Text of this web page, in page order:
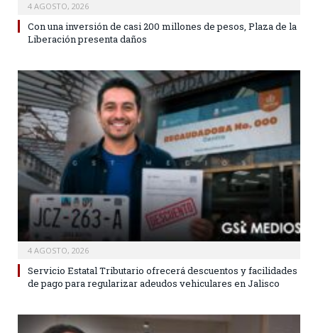
4 AGOSTO, 2026
Con una inversión de casi 200 millones de pesos, Plaza de la
Liberación presenta daños
4 AGOSTO, 2026
Servicio Estatal Tributario ofrecerá descuentos y facilidades
de pago para regularizar adeudos vehiculares en Jalisco